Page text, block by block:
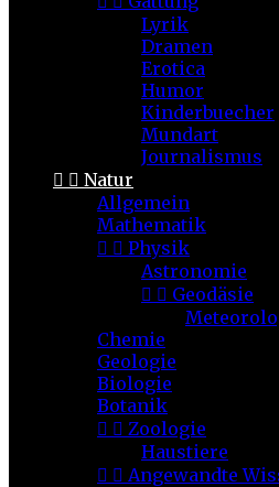
Lyrik
Dramen
Erotica
Humor
Kinderbuecher
Mundart
Journalismus
  Natur
Allgemein
Mathematik
  Physik
Astronomie
  Geodäsie
Chemie
Geologie
Biologie
Botanik
  Zoologie
Haustiere
  Angewandte